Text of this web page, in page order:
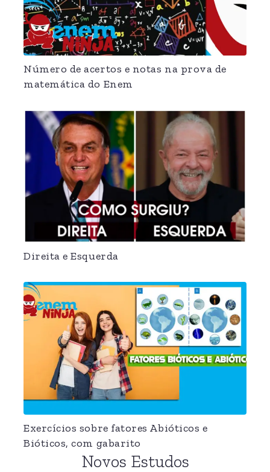
Número de acertos e notas na prova de
matemática do Enem
Direita e Esquerda
Exercícios sobre fatores Abióticos e
Bióticos, com gabarito
Novos Estudos